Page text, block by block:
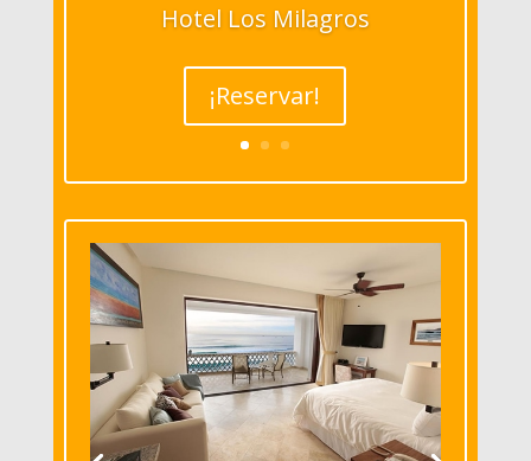
Hotel Los Milagros
¡Reservar!